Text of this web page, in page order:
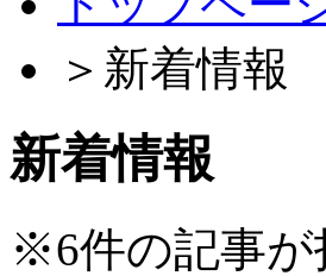
＞ 新着情報
新着情報
※6件の記事